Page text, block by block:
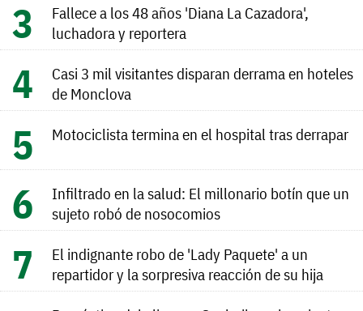
Fallece a los 48 años 'Diana La Cazadora',
luchadora y reportera
Casi 3 mil visitantes disparan derrama en hoteles
de Monclova
Motociclista termina en el hospital tras derrapar
Infiltrado en la salud: El millonario botín que un
sujeto robó de nosocomios
El indignante robo de 'Lady Paquete' a un
repartidor y la sorpresiva reacción de su hija